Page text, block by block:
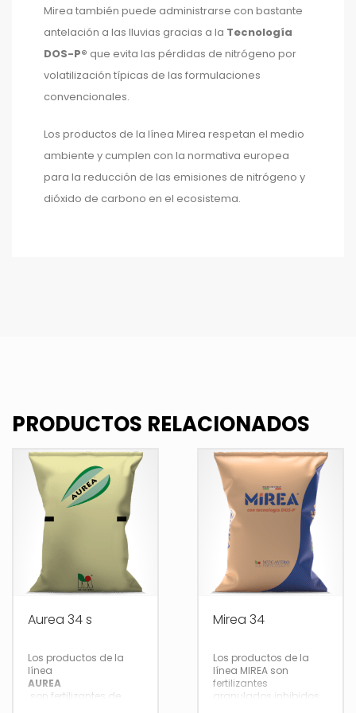
Mirea también puede administrarse con bastante
antelación a las lluvias gracias a la Tecnología
DOS-P® que evita las pérdidas de nitrógeno por
volatilización típicas de las formulaciones
convencionales.
Los productos de la línea Mirea respetan el medio
ambiente y cumplen con la normativa europea
para la reducción de las emisiones de nitrógeno y
dióxido de carbono en el ecosistema.
PRODUCTOS RELACIONADOS
Aurea 34 s
Los productos de la
línea
AUREA
son fertilizantes de
Mirea 34
Los productos de la
línea MIREA son
fertilizantes
granulados inhibidos